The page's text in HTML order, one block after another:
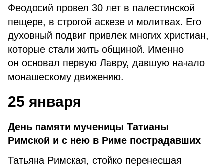
Феодосий провел 30 лет в палестинской
пещере, в строгой аскезе и молитвах. Его
духовный подвиг привлек многих христиан,
которые стали жить общиной. Именно
он основал первую Лавру, давшую начало
монашескому движению.
25 января
День памяти мученицы Татианы
Римской и с нею в Риме пострадавших
Татьяна Римская, стойко перенесшая